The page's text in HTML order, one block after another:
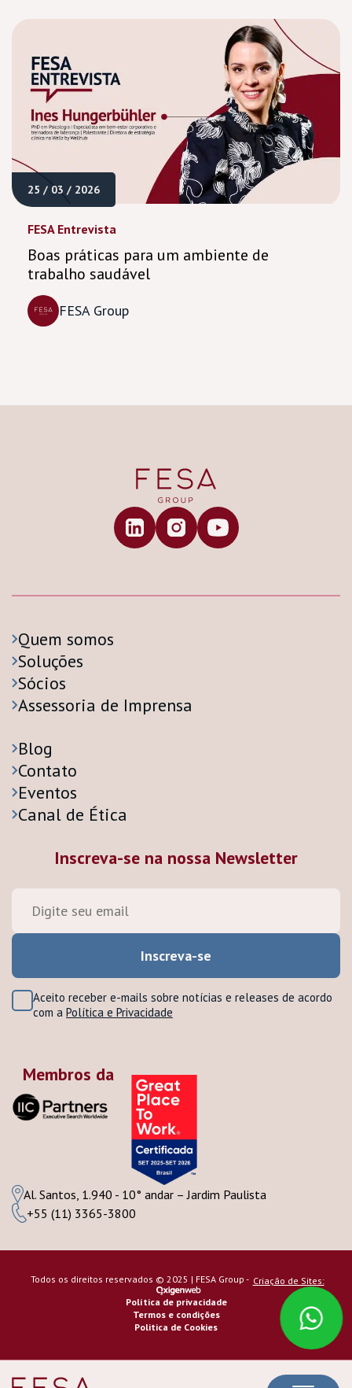
25 / 03 / 2026
FESA Entrevista
Boas práticas para um ambiente de
trabalho saudável
FESA Group
Quem somos
Soluções
Sócios
Assessoria de Imprensa
Blog
Contato
Eventos
Canal de Ética
Inscreva-se na nossa Newsletter
Aceito receber e-mails sobre notícias e releases de acordo
com a Política e Privacidade
+55 (11) 3365-3800
Al. Santos, 1.940 - 10° andar – Jardim Paulista
Membros da
Todos os direitos reservados © 2025 | FESA Group - Criação de Sites:
Política de privacidade
Termos e condições
Politica de Cookies